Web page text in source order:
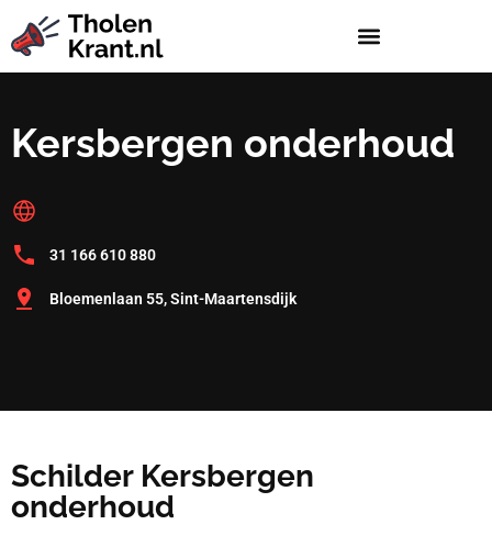
Kersbergen onderhoud
31 166 610 880
Bloemenlaan 55, Sint-Maartensdijk
Schilder Kersbergen
onderhoud